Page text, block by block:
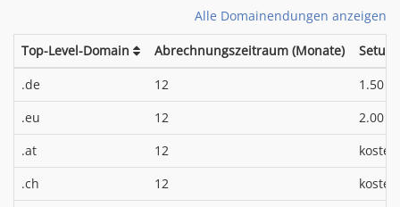
Alle Domainendungen anzeigen
Top-Level-Domain Abrechnungszeitraum (Monate)
.de
12 1.50 €
.eu 12 2.00 €
.at 12
.ch
12